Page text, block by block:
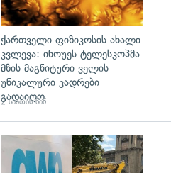
ქართველი ფიზიკოსის ახალი
კვლევა: ინოუეს ტელესკოპმა
მზის მაგნიტური ველის
უნიკალური კადრები
გადაიღო
2 საათის წინ